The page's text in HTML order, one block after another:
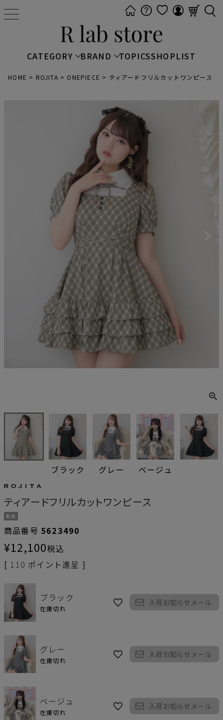
t
e
CATEGORY BRAND TOPICSSHOPLIST
HOME ROJITA ONEPIECE ティアードフリルカットワンピース
ブラック グレー ベージュ
ティアードフリルカットワンピース
動画
商品番号 5623490
¥12,100税込
[ 110 ポイント進呈 ]
ブラック
在庫切れ
入荷お知らせメール
グレー
在庫切れ
入荷お知らせメール
ベージュ
在庫切れ
入荷お知らせメール